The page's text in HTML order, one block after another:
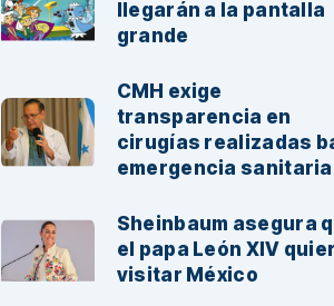
llegarán a la pantalla
grande
CMH exige
transparencia en
cirugías realizadas
emergencia sanitaria
Sheinbaum asegura
el papa León XIV
visitar México